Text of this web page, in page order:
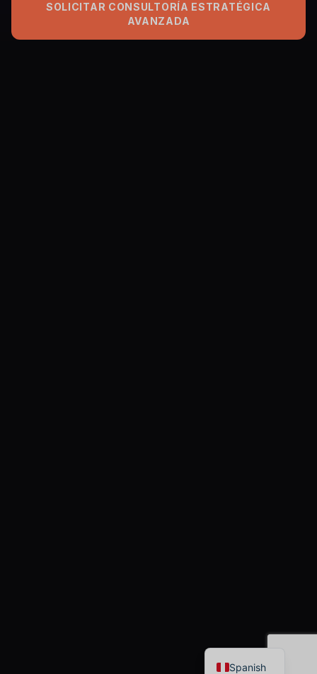
SOLICITAR CONSULTORÍA ESTRATÉGICA
AVANZADA
Spanish